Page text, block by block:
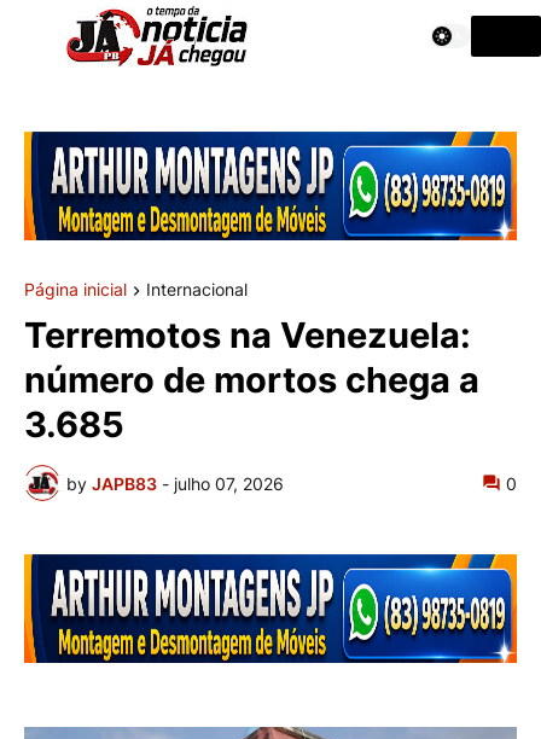
Página inicial Internacional
Terremotos na Venezuela:
número de mortos chega a
3.685
by JAPB83 - julho 07, 2026 0